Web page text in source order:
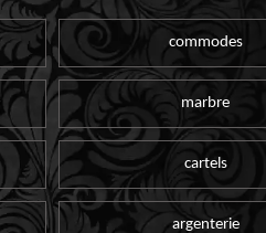
commodes
marbre
cartels
argenterie